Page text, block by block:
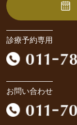
診療予約専用
お問い合わせ